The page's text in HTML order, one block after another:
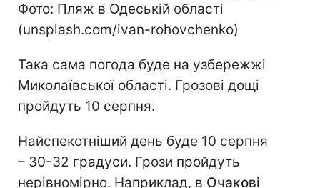
Фото: Пляж в Одеській області
(unsplash.com/ivan-rohovchenko)
Така сама погода буде на узбережжі
Миколаївської області. Грозові дощі
пройдуть 10 серпня.
Найспекотніший день буде 10 серпня
– 30-32 градуси. Грози пройдуть
нерівномірно. Наприклад, в Очакові